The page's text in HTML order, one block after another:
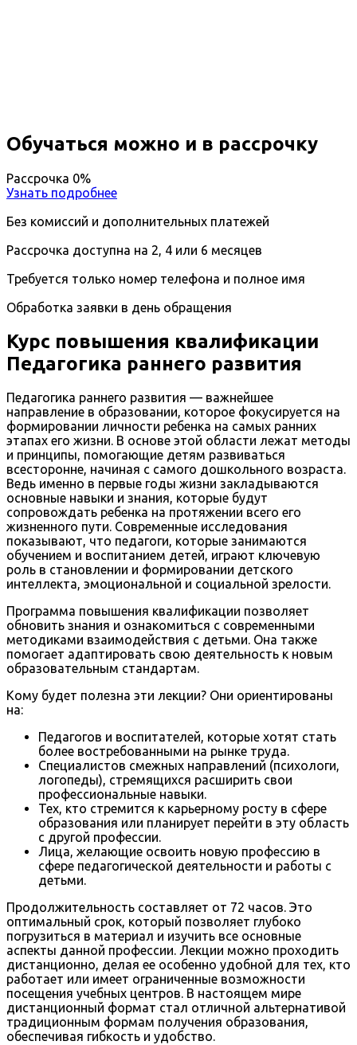
Обучаться можно и в рассрочку
Рассрочка 0%
Узнать подробнее
Без комиссий и дополнительных платежей
Рассрочка доступна на 2, 4 или 6 месяцев
Требуется только номер телефона и полное имя
Обработка заявки в день обращения
Курс повышения квалификации
Педагогика раннего развития
Педагогика раннего развития — важнейшее
направление в образовании, которое фокусируется на
формировании личности ребенка на самых ранних
этапах его жизни. В основе этой области лежат методы
и принципы, помогающие детям развиваться
всесторонне, начиная с самого дошкольного возраста.
Ведь именно в первые годы жизни закладываются
основные навыки и знания, которые будут
сопровождать ребенка на протяжении всего его
жизненного пути. Современные исследования
показывают, что педагоги, которые занимаются
обучением и воспитанием детей, играют ключевую
роль в становлении и формировании детского
интеллекта, эмоциональной и социальной зрелости.
Программа повышения квалификации позволяет
обновить знания и ознакомиться с современными
методиками взаимодействия с детьми. Она также
помогает адаптировать свою деятельность к новым
образовательным стандартам.
Кому будет полезна эти лекции? Они ориентированы
на:
Педагогов и воспитателей, которые хотят стать
более востребованными на рынке труда.
Специалистов смежных направлений (психологи,
логопеды), стремящихся расширить свои
профессиональные навыки.
Тех, кто стремится к карьерному росту в сфере
образования или планирует перейти в эту область
с другой профессии.
Лица, желающие освоить новую профессию в
сфере педагогической деятельности и работы с
детьми.
Продолжительность составляет от 72 часов. Это
оптимальный срок, который позволяет глубоко
погрузиться в материал и изучить все основные
аспекты данной профессии. Лекции можно проходить
дистанционно, делая ее особенно удобной для тех, кто
работает или имеет ограниченные возможности
посещения учебных центров. В настоящем мире
дистанционный формат стал отличной альтернативой
традиционным формам получения образования,
обеспечивая гибкость и удобство.